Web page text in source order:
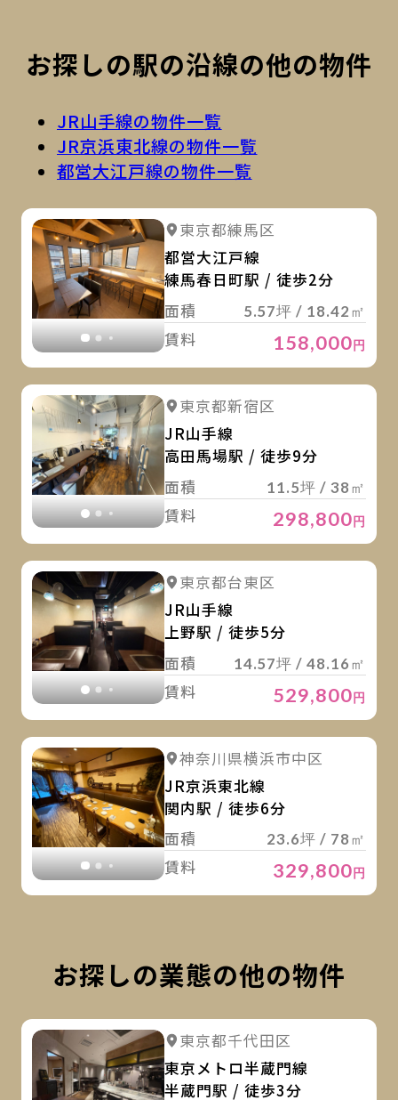
お探しの駅の沿線の他の物件
JR山手線の物件一覧
JR京浜東北線の物件一覧
都営大江戸線の物件一覧
詳細を見る
東京都練馬区
都営大江戸線
練馬春日町駅 / 徒歩2分
面積
5.57坪 / 18.42㎡
賃料 158,000円
詳細を見る
東京都新宿区
JR山手線
高田馬場駅 / 徒歩9分
面積
11.5坪 / 38㎡
賃料 298,800円
詳細を見る
東京都台東区
JR山手線
上野駅 / 徒歩5分
面積
14.57坪 / 48.16㎡
賃料 529,800円
詳細を見る 詳細を見る
神奈川県横浜市中区
JR京浜東北線
関内駅 / 徒歩6分
面積
23.6坪 / 78㎡
賃料 329,800円
お探しの業態の他の物件
詳細を見る
東京都千代田区
東京メトロ半蔵門線
半蔵門駅 / 徒歩3分